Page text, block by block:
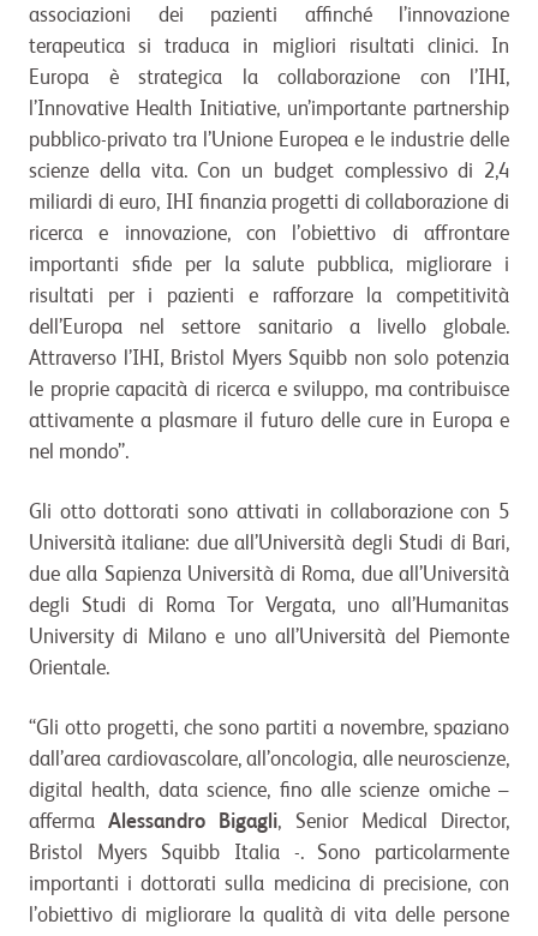
associazioni dei pazienti affinché l’innovazione
terapeutica si traduca in migliori risultati clinici. In
Europa è strategica la collaborazione con l’IHI,
l’Innovative Health Initiative, un’importante partnership
pubblico-privato tra l’Unione Europea e le industrie delle
scienze della vita. Con un budget complessivo di 2,4
miliardi di euro, IHI finanzia progetti di collaborazione di
ricerca e innovazione, con l’obiettivo di affrontare
importanti sfide per la salute pubblica, migliorare i
risultati per i pazienti e rafforzare la competitività
dell’Europa nel settore sanitario a livello globale.
Attraverso l’IHI, Bristol Myers Squibb non solo potenzia
le proprie capacità di ricerca e sviluppo, ma contribuisce
attivamente a plasmare il futuro delle cure in Europa e
nel mondo”.
Gli otto dottorati sono attivati in collaborazione con 5
Università italiane: due all’Università degli Studi di Bari,
due alla Sapienza Università di Roma, due all’Università
degli Studi di Roma Tor Vergata, uno all’Humanitas
University di Milano e uno all’Università del Piemonte
Orientale.
“Gli otto progetti, che sono partiti a novembre, spaziano
dall’area cardiovascolare, all’oncologia, alle neuroscienze,
digital health, data science, fino alle scienze omiche –
affermaAlessandro Bigagli, Senior Medical Director,
Bristol Myers Squibb Italia -. Sono particolarmente
importanti i dottorati sulla medicina di precisione, con
l’obiettivo di migliorare la qualità di vita delle persone